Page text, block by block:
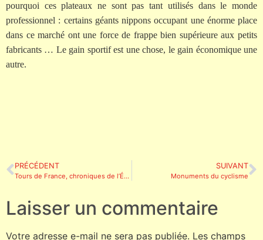
pourquoi ces plateaux ne sont pas tant utilisés dans le monde
professionnel : certains géants nippons occupant une énorme place
dans ce marché ont une force de frappe bien supérieure aux petits
fabricants … Le gain sportif est une chose, le gain économique une
autre.
PRÉCÉDENT
Tours de France, chroniques de l’Équipe, Antoine Blondin
SUIVANT
Monuments du cyclisme
Laisser un commentaire
Votre adresse e-mail ne sera pas publiée. Les champs